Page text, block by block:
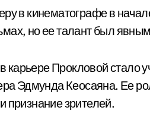
в кинематографе в
но ее талант был
Прокловой стало
Эдмунда Кеосаяна. Ее
признание зрителей.